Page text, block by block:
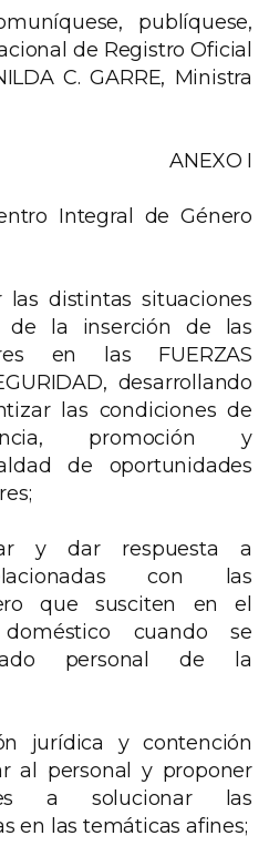
publíquese,
de Registro Oficial
C. GARRE, Ministra
ANEXO I
Integral de Género
distintas situaciones
de la inserción de las
en las FUERZAS
desarrollando
las condiciones de
promoción y
de oportunidades
y dar respuesta a
con las
que susciten en el
cuando se
personal de la
jurídica y contención
al personal y proponer
a solucionar las
en las temáticas afines;